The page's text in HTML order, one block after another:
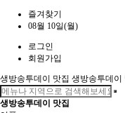
즐겨찾기
08월 10일(월)
로그인
회원가입
생방송투데이 맛집 생방송투데이
생방송투데이 맛집